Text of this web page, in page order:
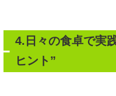
4.日々の食卓で実
ヒント”